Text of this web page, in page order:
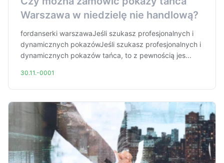
Warszawa w niedzielę nie handlową?
fordanserki warszawaJeśli szukasz profesjonalnych i
dynamicznych pokazówJeśli szukasz profesjonalnych i
dynamicznych pokazów tańca, to z pewnością jes...
30.11.-0001